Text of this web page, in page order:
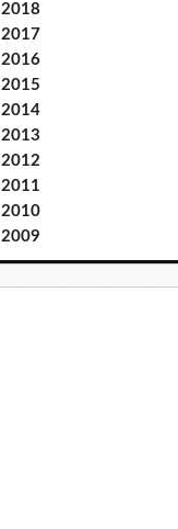
2018
2017
2016
2015
2014
2013
2012
2011
2010
2009